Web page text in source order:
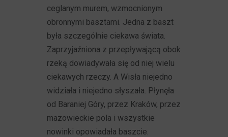
ceglanym murem, wzmocnionym
obronnymi basztami. Jedna z baszt
była szczególnie ciekawa świata.
Zaprzyjaźniona z przepływającą obok
rzeką dowiadywała się od niej wielu
ciekawych rzeczy. A Wisła niejedno
widziała i niejedno słyszała. Płynęła
od Baraniej Góry, przez Kraków, przez
mazowieckie pola i wszystkie
nowinki opowiadała baszcie.